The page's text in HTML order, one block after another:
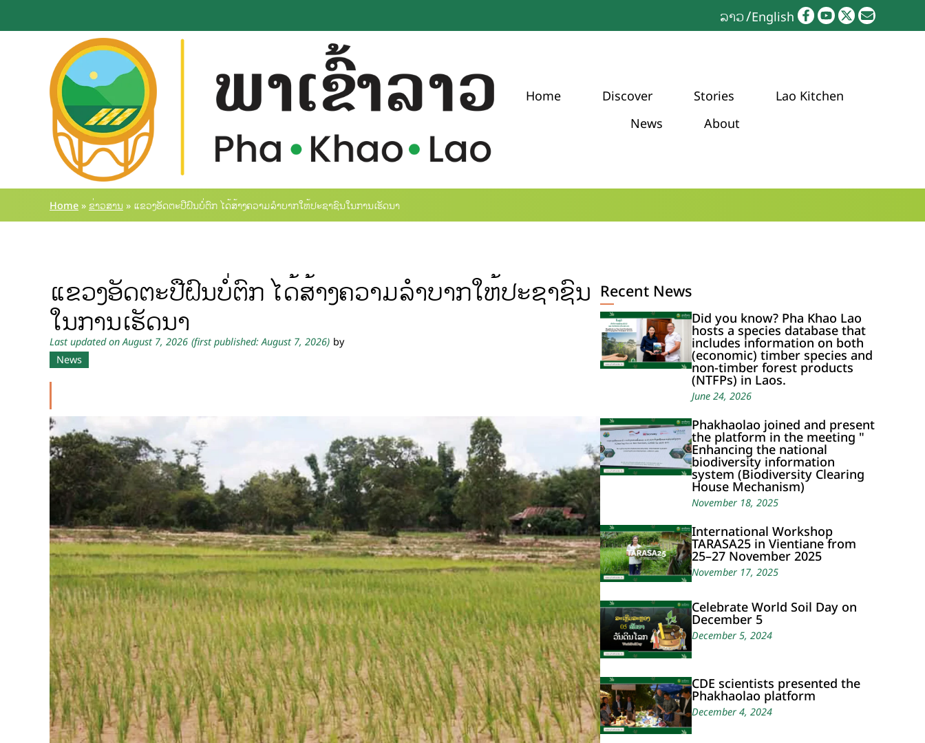
ລາວ English
Home Discover Stories
Lao Kitchen
News
About
Home » ຂ່າວສານ » ແຂວງອັດຕະປືຝົນບໍ່ຕົກ ໄດ້ສ້າງຄວາມລຳບາກໃຫ້ປະຊາຊົນໃນການເຮັດນາ
ແຂວງອັດຕະປືຝົນບໍ່ຕົກ ໄດ້ສ້າງຄວາມລຳບາກໃຫ້ປະຊາຊົນ
ໃນການເຮັດນາ
Last updated on August 7, 2026 (first published: August 7, 2026) by
News
Recent News
Did you know? Pha Khao Lao
hosts a species database that
includes information on both
(economic) timber species and
non-timber forest products
(NTFPs) in Laos.
June 24, 2026
Phakhaolao joined and present
the platform in the meeting "
Enhancing the national
biodiversity information
system (Biodiversity Clearing
House Mechanism)
November 18, 2025
International Workshop
TARASA25 in Vientiane from
25–27 November 2025
November 17, 2025
Celebrate World Soil Day on
December 5
December 5, 2024
CDE scientists presented the
Phakhaolao platform
December 4, 2024